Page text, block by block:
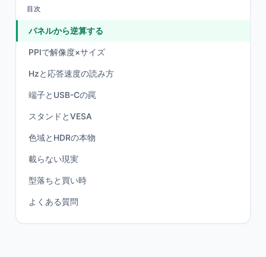
目次
パネルから逆算する
PPIで解像度×サイズ
Hzと応答速度の読み方
端子とUSB-Cの罠
スタンドとVESA
色域とHDRの本物
載らない現実
型落ちと買い時
よくある質問